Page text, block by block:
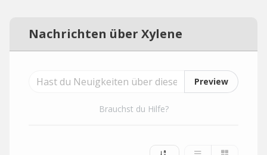
Nachrichten über Xylene
Preview
Brauchst du Hilfe?